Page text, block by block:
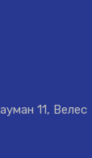
11, Велес